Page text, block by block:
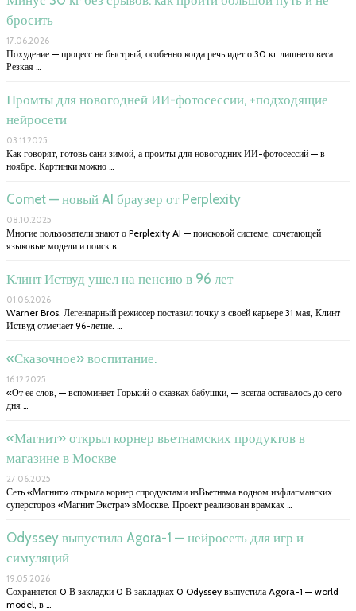
бросить
17.06.2026
Похудение — процесс не быстрый, особенно когда речь идет о 30 кг лишнего веса.
Резкая …
Промты для новогодней ИИ-фотосессии, +подходящие
нейросети
03.11.2025
Как говорят, готовь сани зимой, а промты для новогодних ИИ-фотосессий — в
ноябре. Картинки можно …
Comet — новый AI браузер от Perplexity
08.10.2025
Многие пользователи знают о Perplexity AI — поисковой системе, сочетающей
языковые модели и поиск в …
Клинт Иствуд ушел на пенсию в 96 лет
01.06.2026
Warner Bros. Легендарный режиссер поставил точку в своей карьере 31 мая, Клинт
Иствуд отмечает 96-летие. …
«Сказочное» воспитание.
16.12.2025
«От ее слов, — вспоминает Горький о сказках бабушки, — всегда оставалось до сего
дня …
«Магнит» открыл корнер вьетнамских продуктов в
магазине в Москве
27.06.2025
Сеть «Магнит» открыла корнер спродуктами изВьетнама водном изфлагманских
суперсторов «Магнит Экстра» вМоскве. Проект реализован врамках …
Odyssey выпустила Agora-1 — нейросеть для игр и
симуляций
19.05.2026
Сохраняется 0 В закладки 0 В закладках 0 Odyssey выпустила Agora-1 — world
model, в …